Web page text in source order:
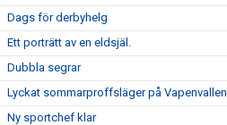
Dags för derbyhelg
Ett porträtt av en eldsjäl.
Dubbla segrar
Lyckat sommarproffsläger på Vapenvallen
Ny sportchef klar